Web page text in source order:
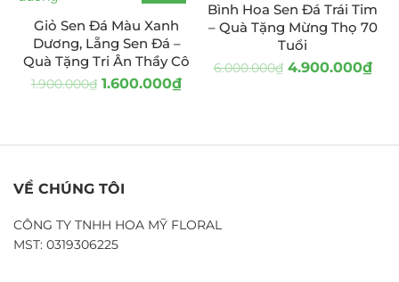
Giỏ Sen Đá Màu Xanh
Dương, Lẵng Sen Đá –
Quà Tặng Tri Ân Thầy Cô
1.900.000₫ 1.600.000₫
HOT
Bình Hoa Sen Đá Trái Tim
– Quà Tặng Mừng Thọ 70
Tuổi
6.000.000₫ 4.900.000₫
VỀ CHÚNG TÔI
CÔNG TY TNHH HOA MỸ FLORAL
MST: 0319306225